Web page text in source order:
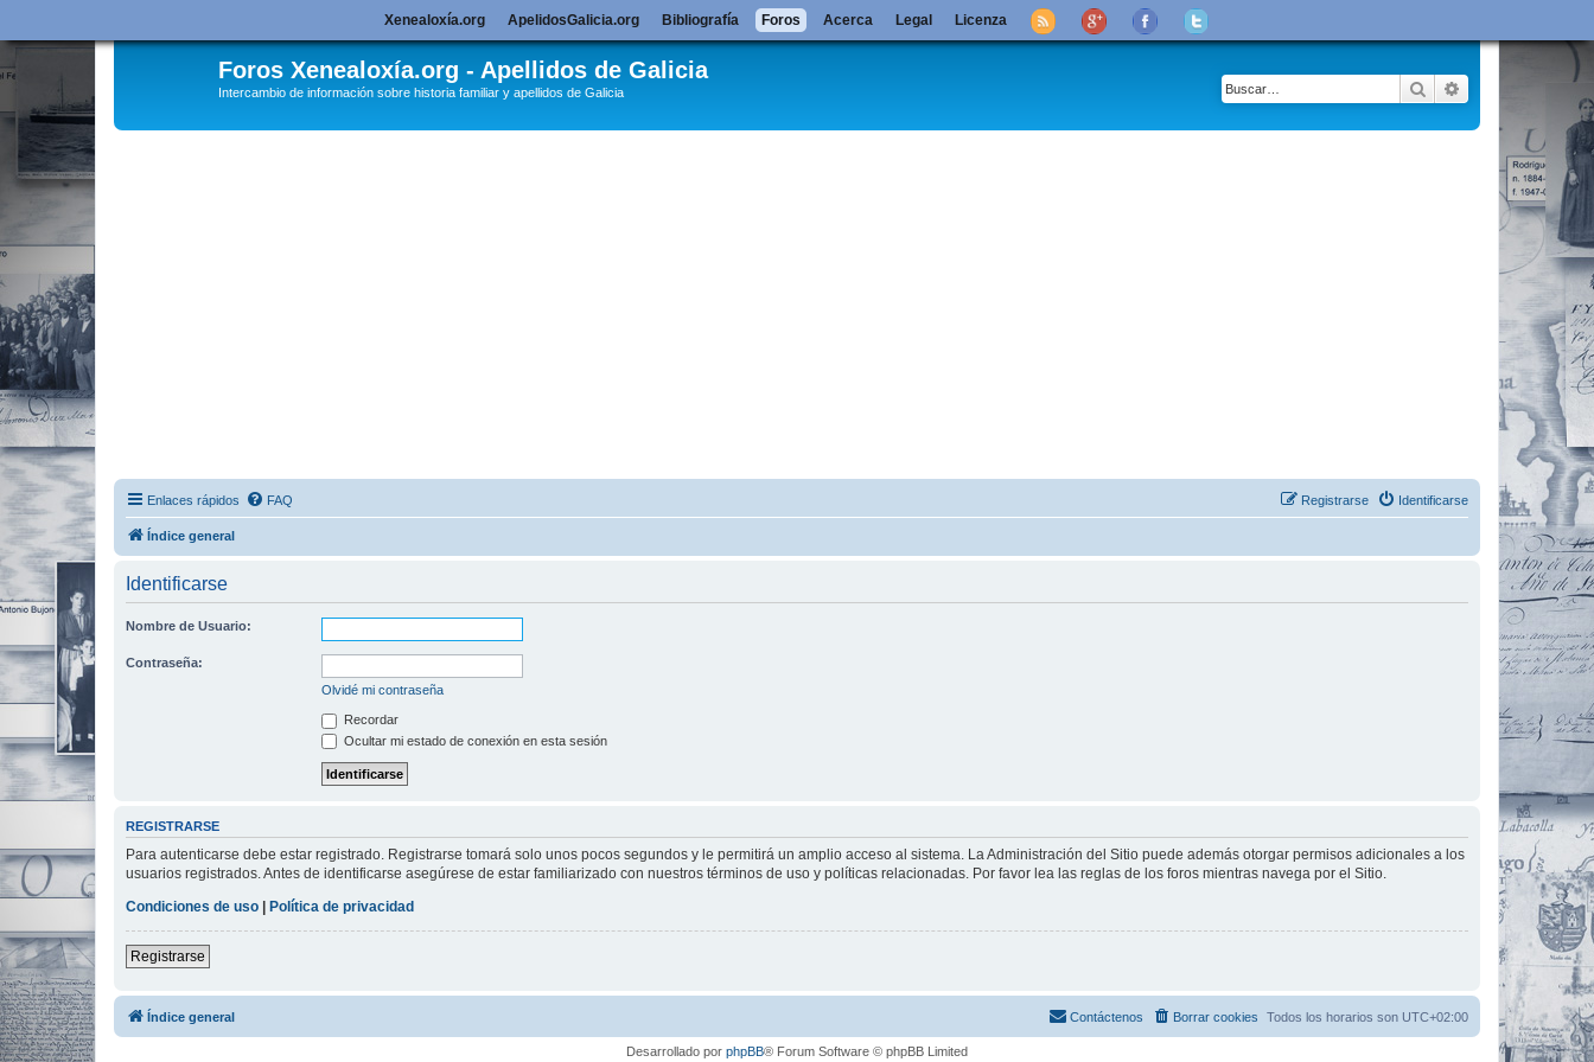
Foros Xenealoxía.org - Apellidos de Galicia
Intercambio de información sobre historia familiar y apellidos de Galicia Buscar Búsqueda
Enlaces rápidos FAQ Identificarse
Registrarse
Índice general
Identificarse
Nombre de Usuario:
Contraseña:
Olvidé mi contraseña
Recordar
Ocultar mi estado de conexión en esta sesión
REGISTRARSE
Para autenticarse debe estar registrado. Registrarse tomará solo unos pocos segundos y le permitirá un amplio acceso al sistema. La Administración del Sitio puede además otorgar permisos adicionales a los
usuarios registrados. Antes de identificarse asegúrese de estar familiarizado con nuestros términos de uso y políticas relacionadas. Por favor lea las reglas de los foros mientras navega por el Sitio.
Condiciones de uso | Política de privacidad
Registrarse
Xenealoxía.org ApelidosGalicia.org Bibliografía Foros Acerca Legal Licenza
Índice general Todos los horarios son UTC+02:00
Borrar cookies
Contáctenos
Desarrollado por phpBB® Forum Software © phpBB Limited